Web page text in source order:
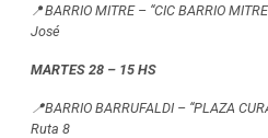
📍BARRIO MITRE – “CIC BARRIO
José
MARTES 28 – 15 HS
📍BARRIO BARRUFALDI – “PLAZA
Ruta 8